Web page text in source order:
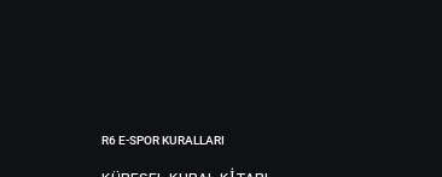
R6 E-SPOR KURALLARI